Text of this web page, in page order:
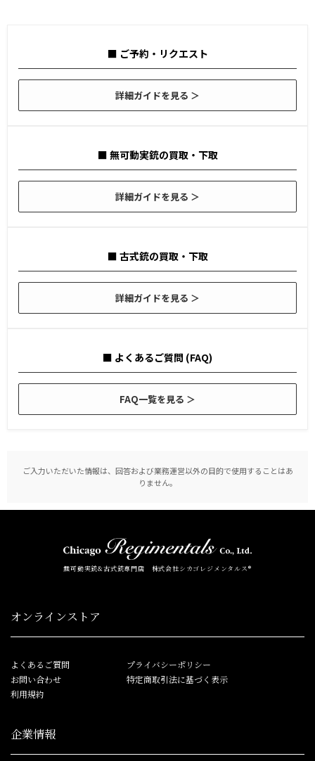
■ ご予約・リクエスト
詳細ガイドを見る ＞
■ 無可動実銃の買取・下取
詳細ガイドを見る ＞
■ 古式銃の買取・下取
詳細ガイドを見る ＞
■ よくあるご質問 (FAQ)
FAQ一覧を見る ＞
ご入力いただいた情報は、回答および業務運営以外の目的で使用することはあ
りません。
無可動実銃&古式銃専門店 株式会社シカゴレジメンタルス®
オンラインストア
よくあるご質問
お問い合わせ
利用規約
プライバシーポリシー
特定商取引法に基づく表示
企業情報